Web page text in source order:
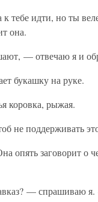
тебе идти, но ты
она.
— отвечаю я и
букашку на руке.
коровка, рыжая.
не поддерживать
опять заговорит о
— спрашиваю я.